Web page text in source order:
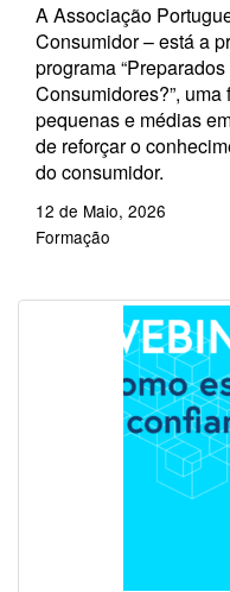
A Associação
Consumidor – está a
programa
Consumidores?”,
pequenas e médias
de reforçar o
do consumidor.
12 de Maio, 2026
Formação